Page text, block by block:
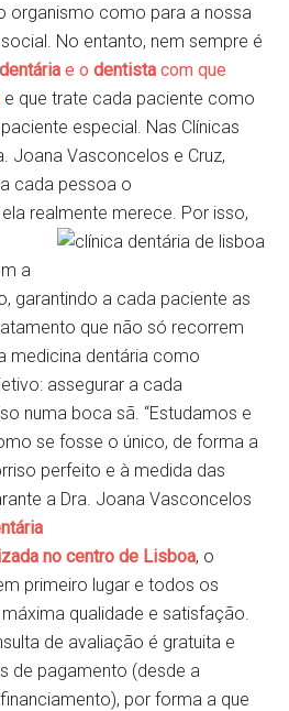
organismo como para a nossa
No entanto, nem sempre é
e odentista com que
e que trate cada paciente como
especial. Nas Clínicas
Joana Vasconcelos e Cruz,
cada pessoa o
realmente merece. Por isso,
a
garantindo a cada paciente as
que não só recorrem
medicina dentária como
assegurar a cada
numa boca sã. “Estudamos e
se fosse o único, de forma a
perfeito e à medida das
a Dra. Joana Vasconcelos
no centro de Lisboa, o
primeiro lugar e todos os
qualidade e satisfação.
de avaliação é gratuita e
de pagamento (desde a
por forma a que